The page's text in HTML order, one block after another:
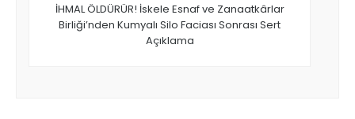
İHMAL ÖLDÜRÜR! İskele Esnaf ve Zanaatkârlar
Birliği’nden Kumyalı Silo Faciası Sonrası Sert
Açıklama